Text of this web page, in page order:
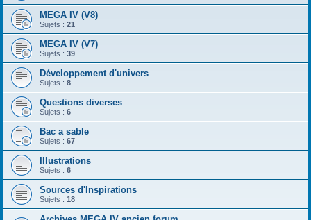
MEGA IV (V8)
Sujets : 21
MEGA IV (V7)
Sujets : 39
Développement d'univers
Sujets : 8
Questions diverses
Sujets : 6
Bac a sable
Sujets : 67
Illustrations
Sujets : 6
Sources d'Inspirations
Sujets : 18